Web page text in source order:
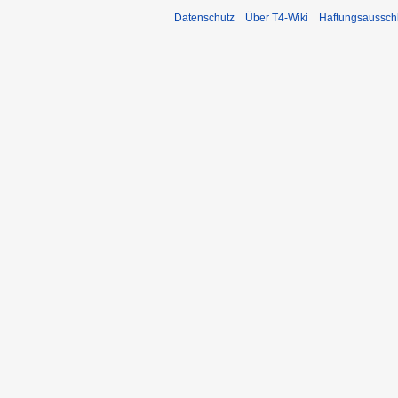
Datenschutz Über T4-Wiki